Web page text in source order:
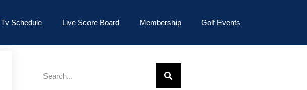
Tv Schedule Live Score Board Membership Golf Events